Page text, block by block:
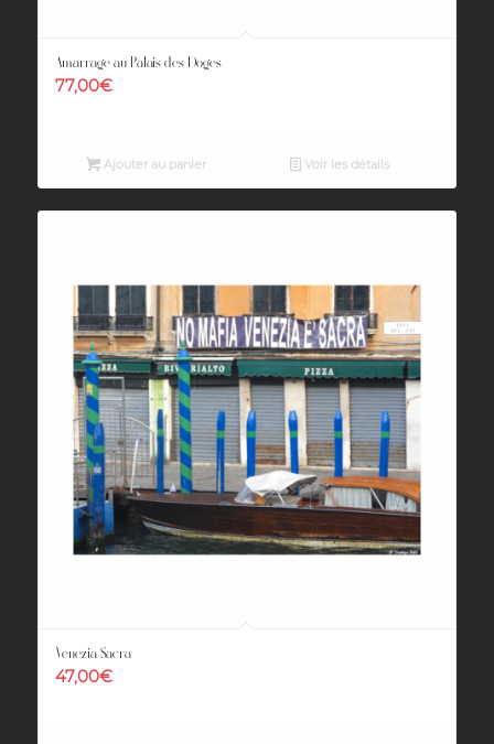
Amarrage au Palais des Doges
77,00€
Ajouter au panier Voir les détails
Venezia Sacra
47,00€